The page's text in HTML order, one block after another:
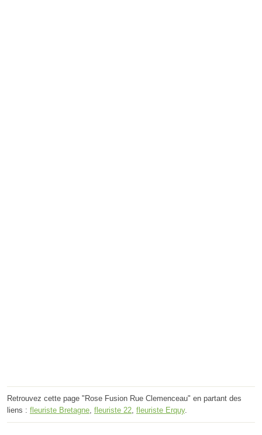
Retrouvez cette page "Rose Fusion Rue Clemenceau" en partant des
liens : fleuriste Bretagne fleuriste 22 fleuriste Erquy.